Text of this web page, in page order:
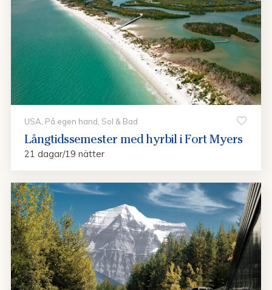
USA, På egen hand, Sol & Bad
Långtidssemester med hyrbil i Fort Myers
21 dagar/19 nätter